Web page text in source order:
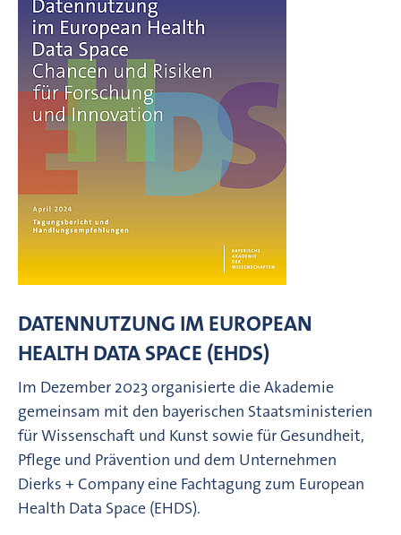
DATENNUTZUNG IM EUROPEAN
HEALTH DATA SPACE (EHDS)
Im Dezember 2023 organisierte die Akademie
gemeinsam mit den bayerischen Staatsministerien
für Wissenschaft und Kunst sowie für Gesundheit,
Pflege und Prävention und dem Unternehmen
Dierks + Company eine Fachtagung zum European
Health Data Space (EHDS).